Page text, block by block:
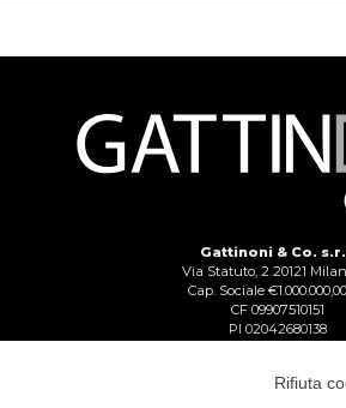
Gattinoni & Co.
Via Statuto, 2 20121
Cap. Sociale
CF 09907510151
PI 02042680138
Rifiuta